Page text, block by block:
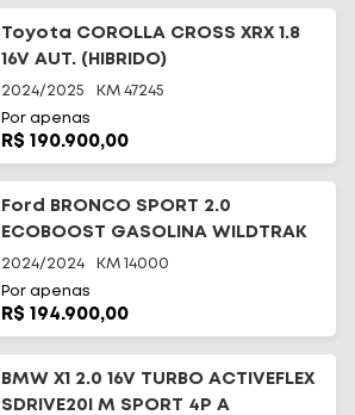
Toyota COROLLA CROSS XRX 1.8
16V AUT. (HIBRIDO)
2024/2025 KM 47245
Por apenas
R$ 190.900,00
Ford BRONCO SPORT 2.0
ECOBOOST GASOLINA WILDTRAK
4X4 SE
2024/2024 KM 14000
Por apenas
R$ 194.900,00
BMW X1 2.0 16V TURBO ACTIVEFLEX
SDRIVE20I M SPORT 4P A